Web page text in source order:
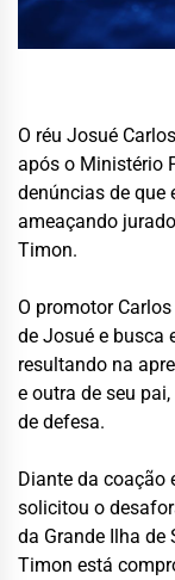
O réu Josué
após o Ministério
denúncias de que
ameaçando
Timon.
O promotor
de Josué e busca
resultando na
e outra de seu
de defesa.
Diante da coação
solicitou o
da Grande Ilha de
Timon está